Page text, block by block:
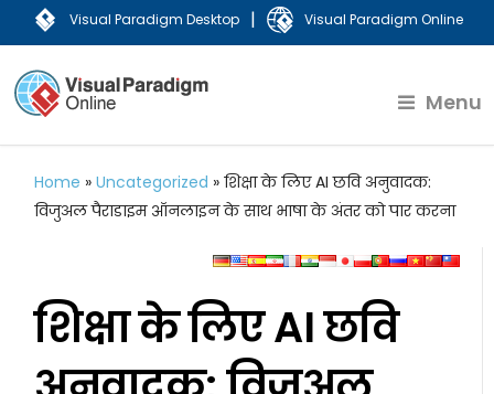
Visual Paradigm Desktop | Visual Paradigm Online
Menu
Home »Uncategorized »शिक्षा के लिए AI छवि अनुवादक:
विजुअल पैराडाइम ऑनलाइन के साथ भाषा के अंतर को पार करना
शिक्षा के लिए AI छवि